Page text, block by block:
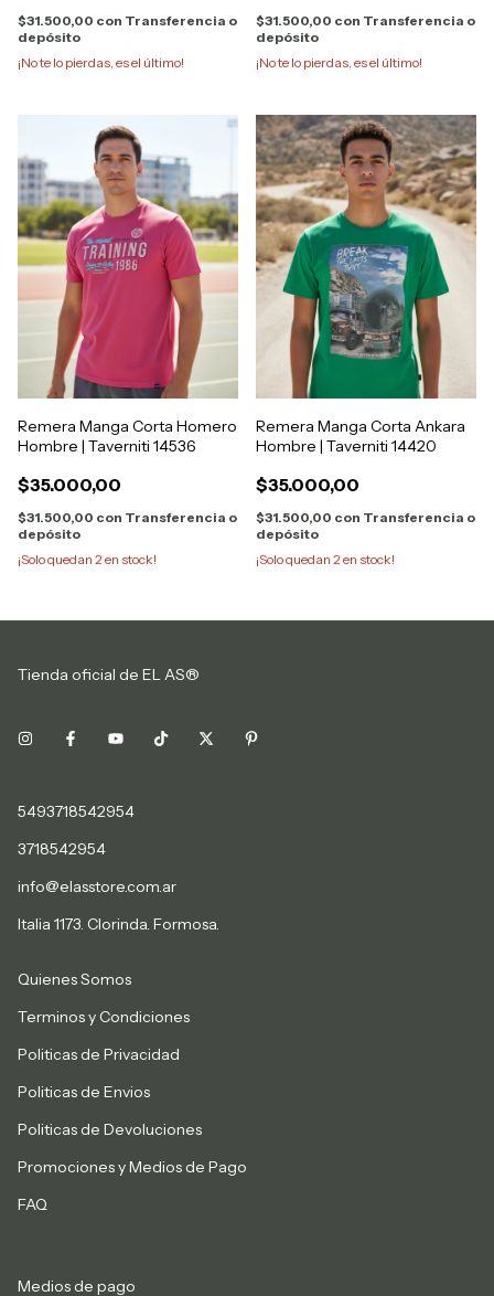
$31.500,00 con Transferencia o
depósito
¡No te lo pierdas, es el último!
$31.500,00 con Transferencia o
depósito
¡No te lo pierdas, es el último!
Remera Manga Corta Homero
Hombre | Taverniti 14536
$35.000,00
$31.500,00 con Transferencia o
depósito
¡Solo quedan 2 en stock!
Remera Manga Corta Ankara
Hombre | Taverniti 14420
$35.000,00
$31.500,00 con Transferencia o
depósito
¡Solo quedan 2 en stock!
Tienda oficial de EL AS®
5493718542954
3718542954
info@elasstore.com.ar
Italia 1173. Clorinda. Formosa.
Quienes Somos
Terminos y Condiciones
Politicas de Privacidad
Politicas de Envios
Politicas de Devoluciones
Promociones y Medios de Pago
FAQ
Medios de pago